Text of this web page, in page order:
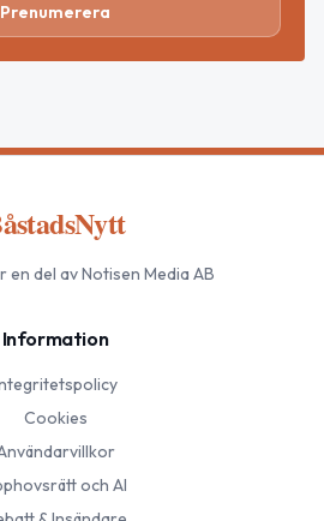
Prenumerera
en del av Notisen Media AB
Information
Cookies
och AI